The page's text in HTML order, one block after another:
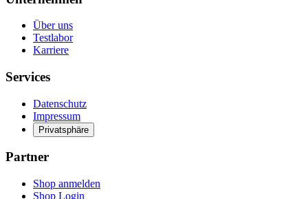
Über uns
Testlabor
Karriere
Services
Datenschutz
Impressum
Privatsphäre
Partner
Shop anmelden
Shop Login